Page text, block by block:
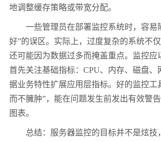
地调整缓存策略或带宽分配。
一些管理员在部署监控系统时，容易
好”的误区。实际上，过度复杂的系统不仅
还可能因为数据过多而掩盖重点。监控应
首先关注基础指标：CPU、内存、磁盘、
据业务特性扩展应用层指标。好的监控工
而不臃肿”，能在问题发生前发出有效警
图表。
总结：服务器监控的目标并不是炫技